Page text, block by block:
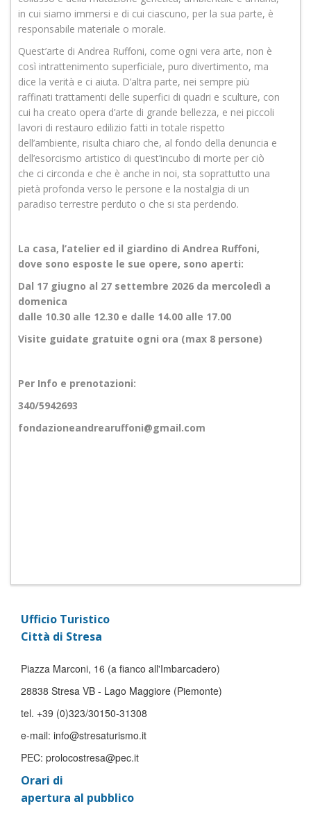
in cui siamo immersi e di cui ciascuno, per la sua parte, è
responsabile materiale o morale.
Quest’arte di Andrea Ruffoni, come ogni vera arte, non è
così intrattenimento superficiale, puro divertimento, ma
dice la verità e ci aiuta. D’altra parte, nei sempre più
raffinati trattamenti delle superfici di quadri e sculture, con
cui ha creato opera d’arte di grande bellezza, e nei piccoli
lavori di restauro edilizio fatti in totale rispetto
dell’ambiente, risulta chiaro che, al fondo della denuncia e
dell’esorcismo artistico di quest’incubo di morte per ciò
che ci circonda e che è anche in noi, sta soprattutto una
pietà profonda verso le persone e la nostalgia di un
paradiso terrestre perduto o che si sta perdendo.
La casa, l’atelier ed il giardino di Andrea Ruffoni,
dove sono esposte le sue opere, sono aperti:
Dal 17 giugno al 27 settembre 2026 da mercoledì a
domenica
dalle 10.30 alle 12.30 e dalle 14.00 alle 17.00
Visite guidate gratuite ogni ora (max 8 persone)
Per Info e prenotazioni:
340/5942693
fondazioneandrearuffoni@gmail.com
Ufficio Turistico
Città di Stresa
Piazza Marconi, 16 (a fianco all'Imbarcadero)
28838 Stresa VB - Lago Maggiore (Piemonte)
tel. +39 (0)323/30150-31308
e-mail: info@stresaturismo.it
PEC: prolocostresa@pec.it
Orari di
apertura al pubblico